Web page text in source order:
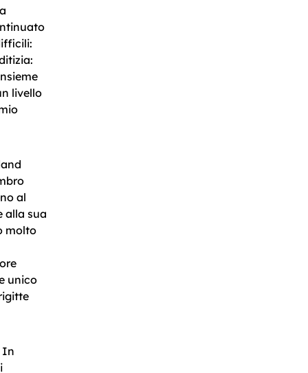
livello
al
alla sua
molto
unico
In